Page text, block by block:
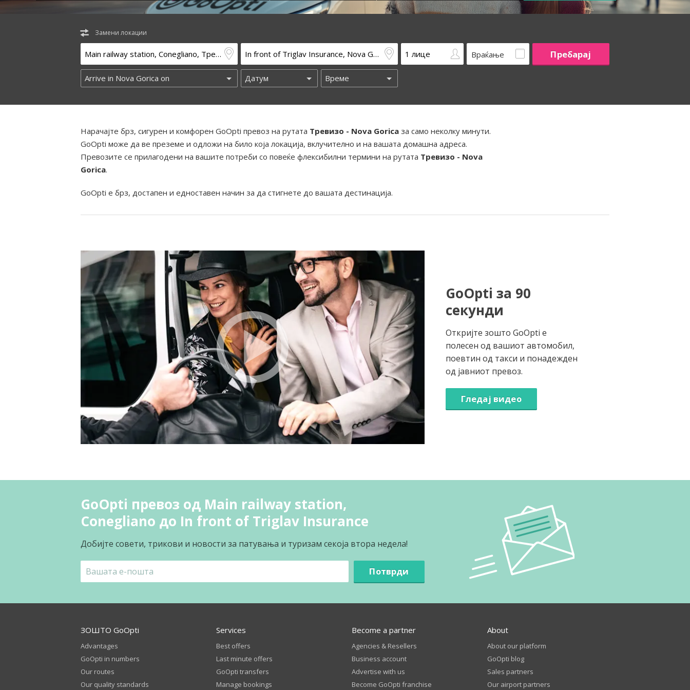
Замени локации
Враќање
Нарачајте брз, сигурен и комфорен GoOpti превоз на рутата Тревизо - Nova Gorica за само неколку минути.
GoOpti може да ве преземе и одложи на било која локација, вклучително и на вашата домашна адреса.
Превозите се прилагодени на вашите потреби со повеќе флексибилни термини на рутата Тревизо - Nova
Gorica.
GoOpti е брз, достапен и едноставен начин за да стигнете до вашата дестинација.
GoOpti за 90
секунди
Откријте зошто GoOpti е
полесен од вашиот автомобил,
поевтин од такси и понадежден
од јавниот превоз.
Гледај видео
GoOpti превоз од Main railway station,
Conegliano до In front of Triglav Insurance
Добијте совети, трикови и новости за патувања и туризам секоја втора недела!
Потврди
ЗОШТО GoOpti
Advantages
GoOpti in numbers
Our routes
Our quality standards
Services
Best offers
Last minute offers
GoOpti transfers
Manage bookings
Become a partner
Agencies & Resellers
Business account
Advertise with us
Become GoOpti franchise
About
About our platform
GoOpti blog
Sales partners
Our airport partners